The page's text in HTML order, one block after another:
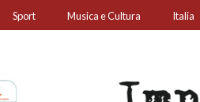
Sport Musica e Cultura Italia